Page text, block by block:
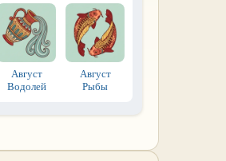
Август
Водолей
Август
Рыбы